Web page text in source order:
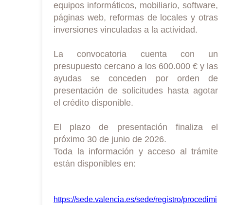
equipos informáticos, mobiliario, software,
páginas web, reformas de locales y otras
inversiones vinculadas a la actividad.
La convocatoria cuenta con un
presupuesto cercano a los 600.000 € y las
ayudas se conceden por orden de
presentación de solicitudes hasta agotar
el crédito disponible.
El plazo de presentación finaliza el
próximo 30 de junio de 2026.
Toda la información y acceso al trámite
están disponibles en:
https://sede.valencia.es/sede/registro/procedimi